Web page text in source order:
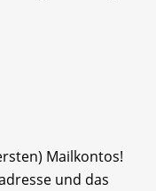
Mailkontos!
und das